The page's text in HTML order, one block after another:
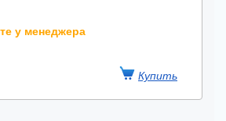
у менеджера